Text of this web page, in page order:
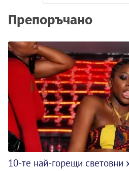
Препоръчано
10-те най-горещи световни